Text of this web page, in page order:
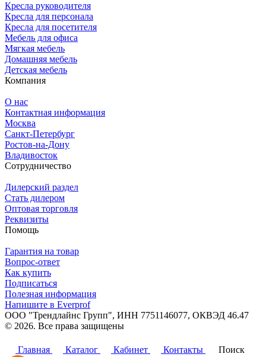
Кресла руководителя
Кресла для персонала
Кресла для посетителя
Мебель для офиса
Мягкая мебель
Домашняя мебель
Детская мебель
Компания
О нас
Контактная информация
Москва
Санкт-Петербург
Ростов-на-Дону
Владивосток
Сотрудничество
Дилерский раздел
Стать дилером
Оптовая торговля
Реквизиты
Помощь
Гарантия на товар
Вопрос-ответ
Как купить
Подписаться
Полезная информация
Напишите в Everprof
ООО "Трендлайнс Групп", ИНН 7751146077, ОКВЭД 46.47
© 2026. Все права защищены
Главная
Каталог Кабинет Контакты Поиск